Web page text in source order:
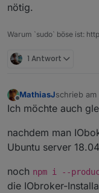
nötig.
Warum `sudo` böse ist:
1 Antwort
Offline
MathiasJschrieb am
zuletzt
Ich möchte auch
nachdem man
Ubuntu server
noch npm i --
die IObroker-